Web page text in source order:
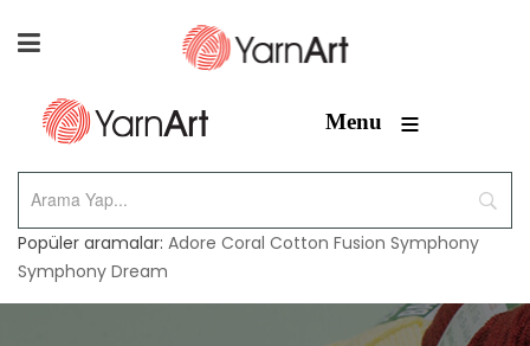
Menu ≡
Popüler aramalar: Adore Coral Cotton Fusion Symphony
Symphony Dream